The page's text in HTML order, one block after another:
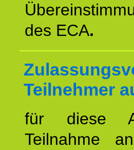
des ECA.
Teilnehmer
für diese
Teilnahme